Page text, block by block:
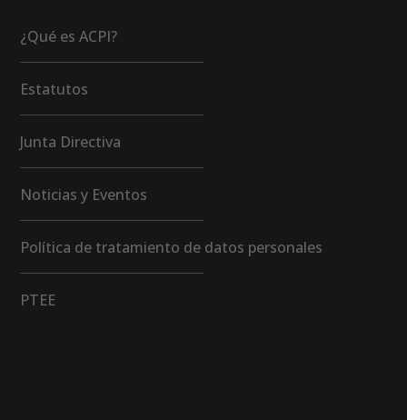
¿Qué es ACPI?
Estatutos
Junta Directiva
Noticias y Eventos
Política de tratamiento de datos personales
PTEE